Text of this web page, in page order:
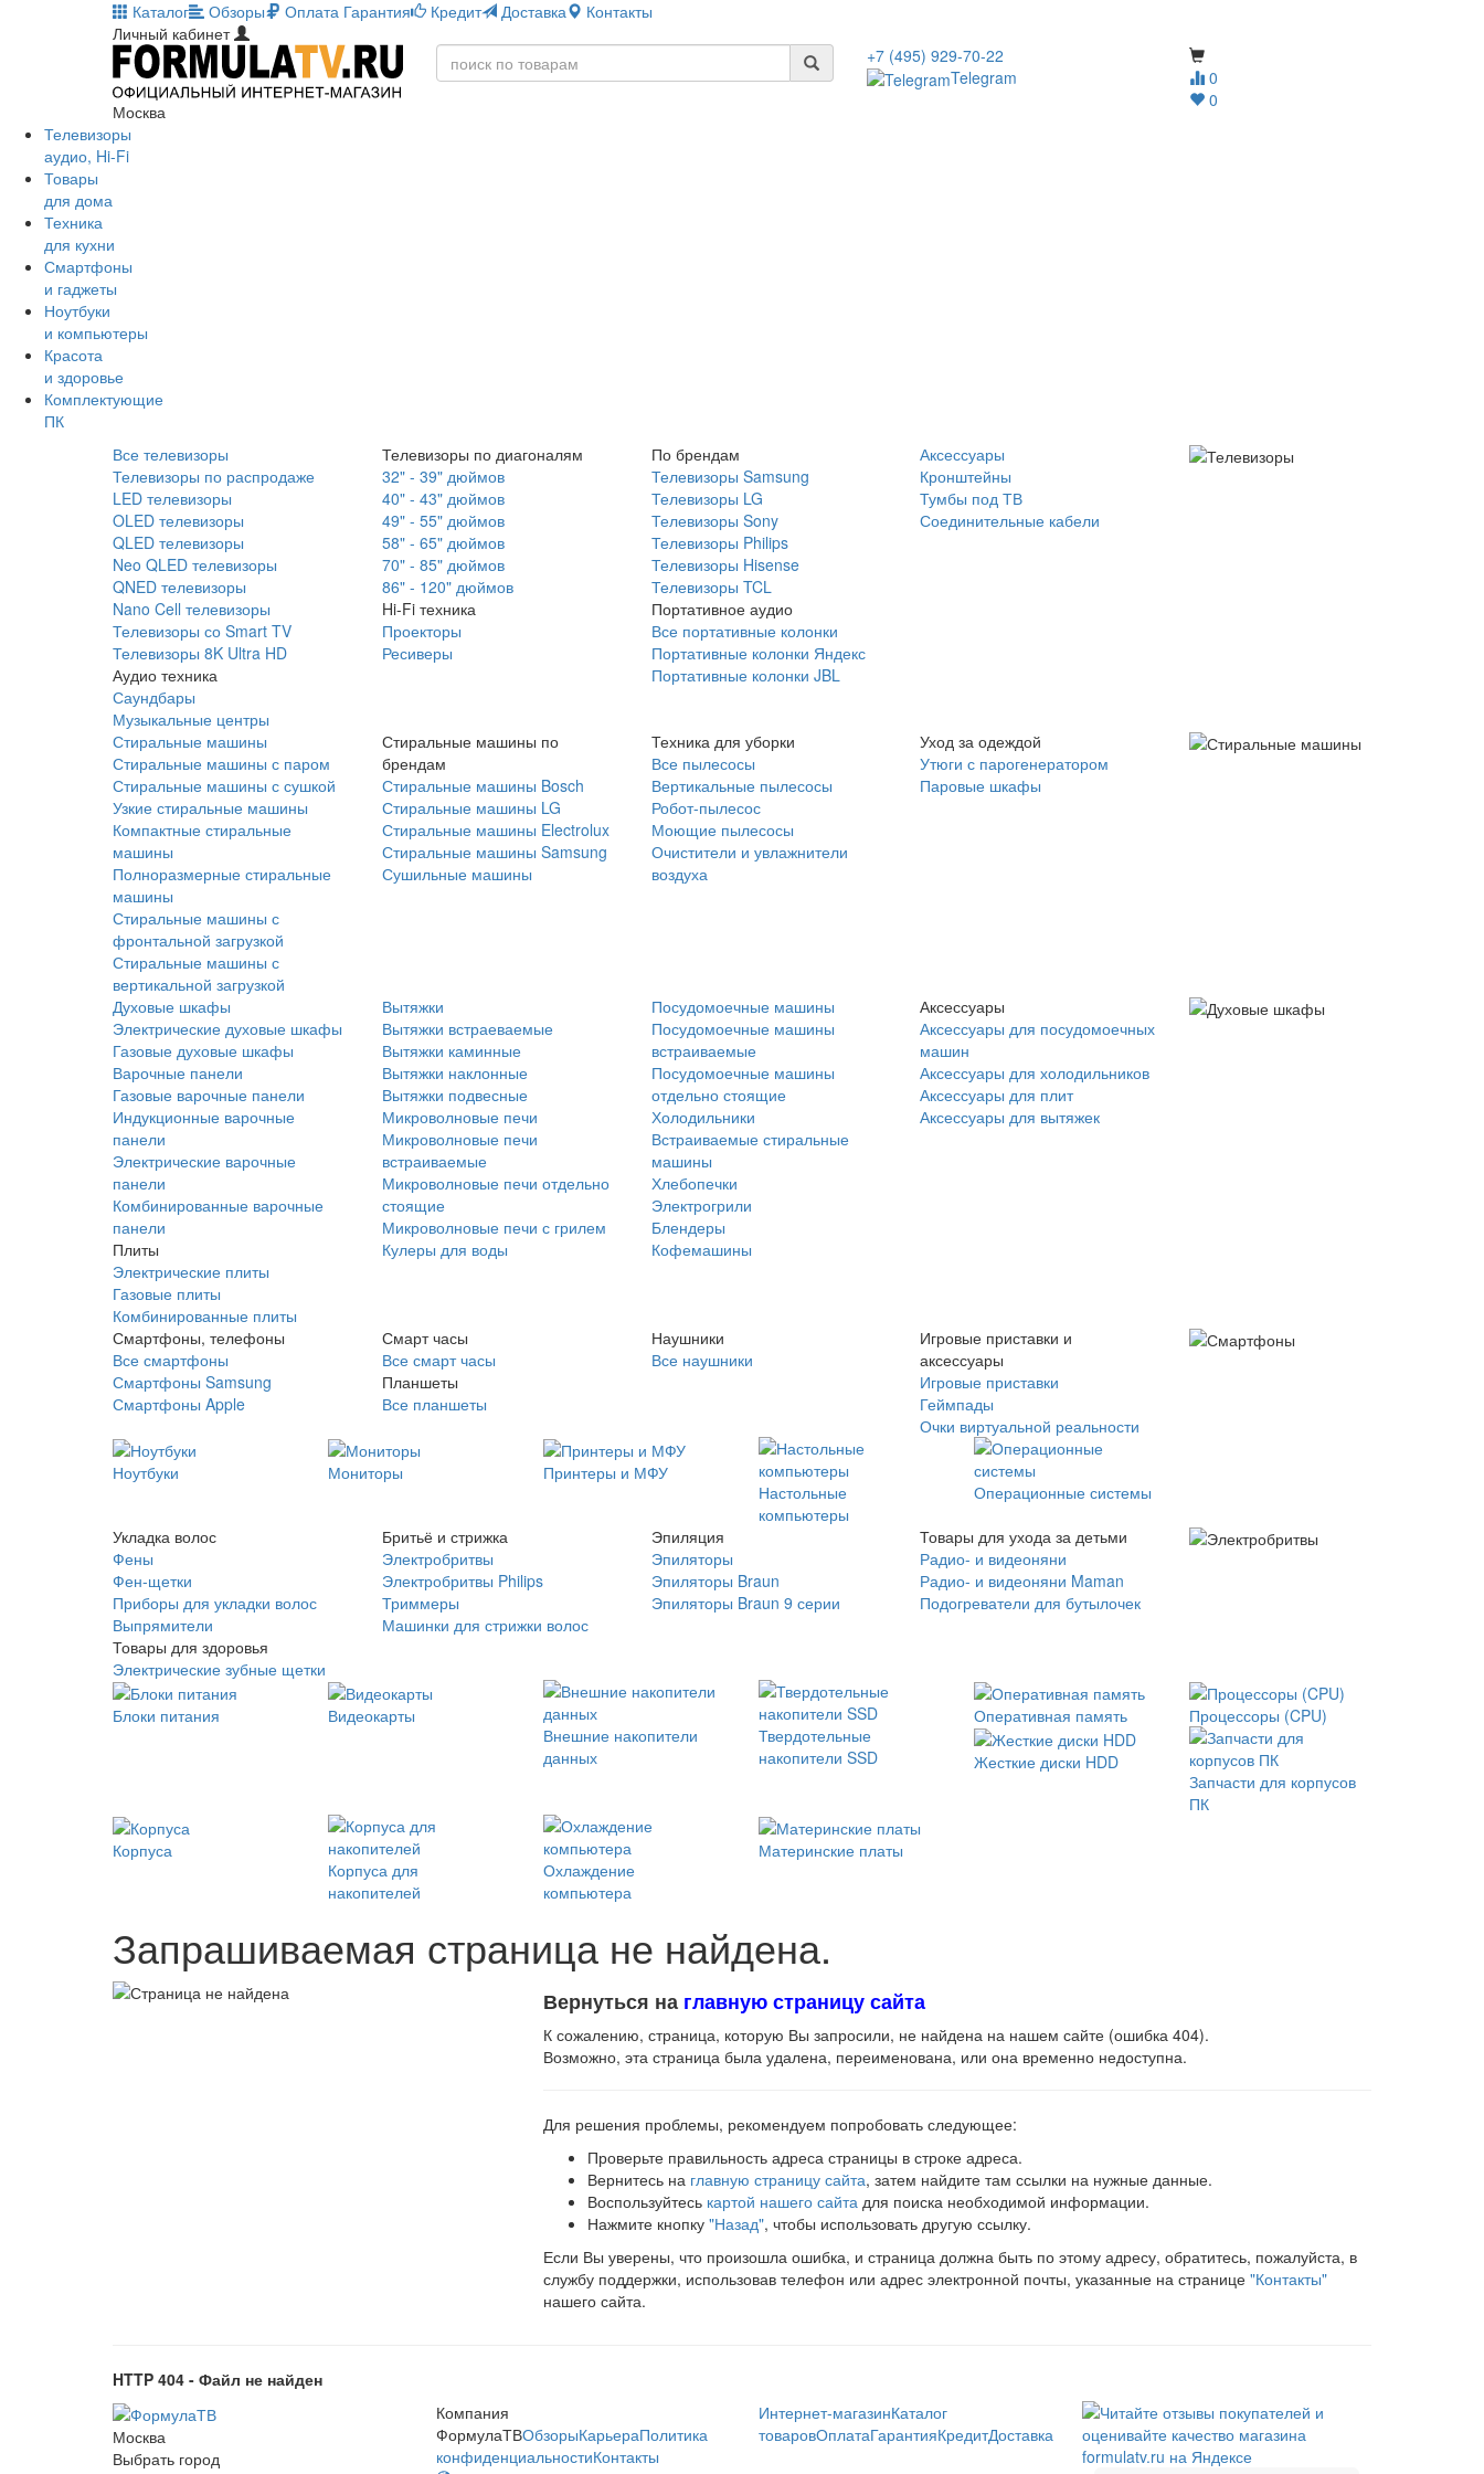
Каталог Обзоры Оплата Гарантия Кредит Доставка
Контакты
Личный кабинет
Москва
0
0
+7 (495) 929-70-22
Telegram
Телевизоры
аудио, Hi-Fi
Товары
для дома
Техника
для кухни
Смартфоны
и гаджеты
Ноутбуки
и компьютеры
Красота
и здоровье
Комплектующие
ПК
Все телевизоры
Телевизоры по распродаже
LED телевизоры
OLED телевизоры
QLED телевизоры
Neo QLED телевизоры
QNED телевизоры
Nano Cell телевизоры
Телевизоры со Smart TV
Телевизоры 8K Ultra HD
Аудио техника
Саундбары
Музыкальные центры
Телевизоры по диагоналям
32" - 39" дюймов
40" - 43" дюймов
49" - 55" дюймов
58" - 65" дюймов
70" - 85" дюймов
86" - 120" дюймов
Hi-Fi техника
Проекторы
Ресиверы
По брендам
Телевизоры Samsung
Телевизоры LG
Телевизоры Sony
Телевизоры Philips
Телевизоры Hisense
Телевизоры TCL
Портативное аудио
Все портативные колонки
Портативные колонки Яндекс
Портативные колонки JBL
Аксессуары
Кронштейны
Тумбы под ТВ
Соединительные кабели
Стиральные машины
Стиральные машины с паром
Стиральные машины с сушкой
Узкие стиральные машины
Компактные стиральные
машины
Полноразмерные стиральные
машины
Стиральные машины с
фронтальной загрузкой
Стиральные машины с
вертикальной загрузкой
Стиральные машины по
брендам
Стиральные машины Bosch
Стиральные машины LG
Стиральные машины Electrolux
Стиральные машины Samsung
Сушильные машины
Техника для уборки
Все пылесосы
Вертикальные пылесосы
Робот-пылесос
Моющие пылесосы
Очистители и увлажнители
воздуха
Уход за одеждой
Утюги с парогенератором
Паровые шкафы
Духовые шкафы
Электрические духовые шкафы
Газовые духовые шкафы
Варочные панели
Газовые варочные панели
Индукционные варочные
панели
Электрические варочные
панели
Комбинированные варочные
панели
Плиты
Электрические плиты
Газовые плиты
Комбинированные плиты
Вытяжки
Вытяжки встраеваемые
Вытяжки каминные
Вытяжки наклонные
Вытяжки подвесные
Микроволновые печи
Микроволновые печи
встраиваемые
Микроволновые печи отдельно
стоящие
Микроволновые печи с грилем
Кулеры для воды
Посудомоечные машины
Посудомоечные машины
встраиваемые
Посудомоечные машины
отдельно стоящие
Холодильники
Встраиваемые стиральные
машины
Хлебопечки
Электрогрили
Блендеры
Кофемашины
Аксессуары
Аксессуары для посудомоечных
машин
Аксессуары для холодильников
Аксессуары для плит
Аксессуары для вытяжек
Смартфоны, телефоны
Все смартфоны
Смартфоны Samsung
Смартфоны Apple
Смарт часы
Все смарт часы
Планшеты
Все планшеты
Наушники
Все наушники
Игровые приставки и
аксессуары
Игровые приставки
Геймпады
Очки виртуальной реальности
Ноутбуки Мониторы
Принтеры и МФУ
Настольные
компьютеры
Операционные системы
Укладка волос
Фены
Фен-щетки
Приборы для укладки волос
Выпрямители
Товары для здоровья
Электрические зубные щетки
Бритьё и стрижка
Электробритвы
Электробритвы Philips
Триммеры
Машинки для стрижки волос
Эпиляция
Эпиляторы
Эпиляторы Braun
Эпиляторы Braun 9 серии
Товары для ухода за детьми
Радио- и видеоняни
Радио- и видеоняни Maman
Подогреватели для бутылочек
Блоки питания
Видеокарты
Внешние накопители
данных
Твердотельные
накопители SSD
Оперативная память Процессоры (CPU)
Жесткие диски HDD
Запчасти для корпусов
ПК
Корпуса
Корпуса для
накопителей
Охлаждение
компьютера
Материнские платы
Запрашиваемая страница не найдена.
Вернуться на главную страницу сайта
К сожалению, страница, которую Вы запросили, не найдена на нашем сайте (ошибка 404).
Возможно, эта страница была удалена, переименована, или она временно недоступна.
Для решения проблемы, рекомендуем попробовать следующее:
Проверьте правильность адреса страницы в строке адреса.
Вернитесь на главную страницу сайта, затем найдите там ссылки на нужные данные.
Воспользуйтесь картой нашего сайта для поиска необходимой информации.
Нажмите кнопку "Назад", чтобы использовать другую ссылку.
Если Вы уверены, что произошла ошибка, и страница должна быть по этому адресу, обратитесь, пожалуйста, в
службу поддержки, использовав телефон или адрес электронной почты, указанные на странице "Контакты"
нашего сайта.
HTTP 404 - Файл не найден
Москва
Выбрать город
Компания
ФормулаТВОбзорыКарьераПолитика
конфиденциальностиКонтакты
Интернет-магазинКаталог
товаровОплатаГарантияКредитДоставка